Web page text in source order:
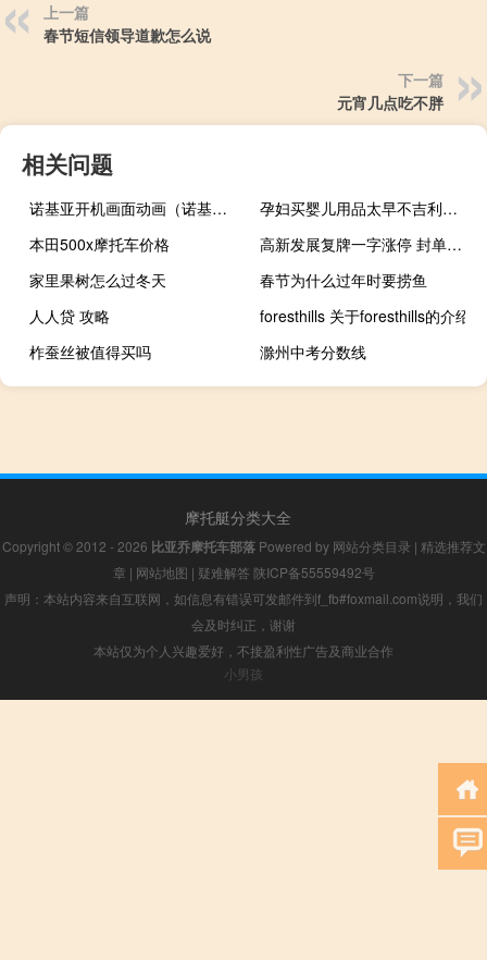
上一篇
春节短信领导道歉怎么说
下一篇
元宵几点吃不胖
相关问题
诺基亚开机画面动画（诺基亚开机）
孕妇买婴儿用品太早不吉利（孕妇购买婴儿用品简介）
本田500x摩托车价格
高新发展复牌一字涨停 封单金额近120亿
家里果树怎么过冬天
春节为什么过年时要捞鱼
人人贷 攻略
foresthills 关于foresthills的介绍
柞蚕丝被值得买吗
滁州中考分数线
摩托艇分类大全
Copyright © 2012 - 2026 比亚乔摩托车部落Powered by 网站分类目录 | 精选推荐文
章 | 网站地图 | 疑难解答 陕ICP备55559492号
声明：本站内容来自互联网，如信息有错误可发邮件到f_fb#foxmail.com说明，我们
会及时纠正，谢谢
本站仅为个人兴趣爱好，不接盈利性广告及商业合作
小男孩